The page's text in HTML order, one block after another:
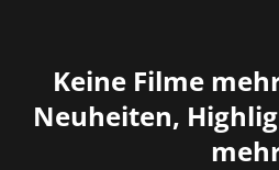
Keine Filme
Neuheiten,